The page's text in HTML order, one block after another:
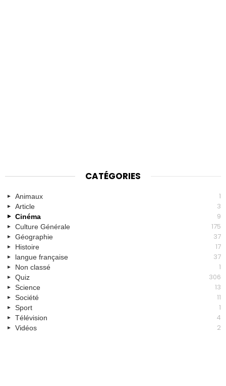
CATÉGORIES
Animaux 1
Article 3
Cinéma 9
Culture Générale 175
Géographie 37
Histoire 17
langue française 37
Non classé 1
Quiz 306
Science 13
Société 11
Sport 1
Télévision 4
Vidéos 2